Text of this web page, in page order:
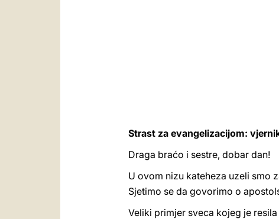
Strast za evangelizacijom:
Draga braćo i sestre, dobar dan!
U ovom nizu kateheza uzeli smo
Sjetimo se da govorimo o
Veliki primjer sveca kojeg je